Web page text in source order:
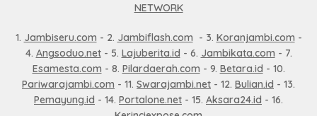
NETWORK
1. Jambiseru.com - 2. Jambiflash.com - 3. Koranjambi.com -
4. Angsoduo.net- 5. Lajuberita.id - 6. Jambikata.com - 7.
Esamesta.com - 8. Pilardaerah.com - 9. Betara.id - 10.
Pariwarajambi.com - 11. Swarajambi.net - 12. Bulian.id - 13.
Pemayung.id - 14. Portalone.net - 15. Aksara24.id - 16.